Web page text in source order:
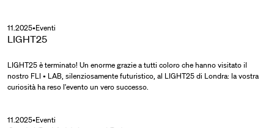
11.2025•Eventi
LIGHT25
LIGHT25 è terminato! Un enorme grazie a tutti coloro che hanno visitato il
nostro FLI • LAB, silenziosamente futuristico, al LIGHT25 di Londra: la vostra
curiosità ha reso l'evento un vero successo.
11.2025•Eventi